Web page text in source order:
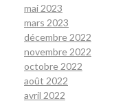
mai 2023
mars 2023
décembre 2022
novembre 2022
octobre 2022
août 2022
avril 2022